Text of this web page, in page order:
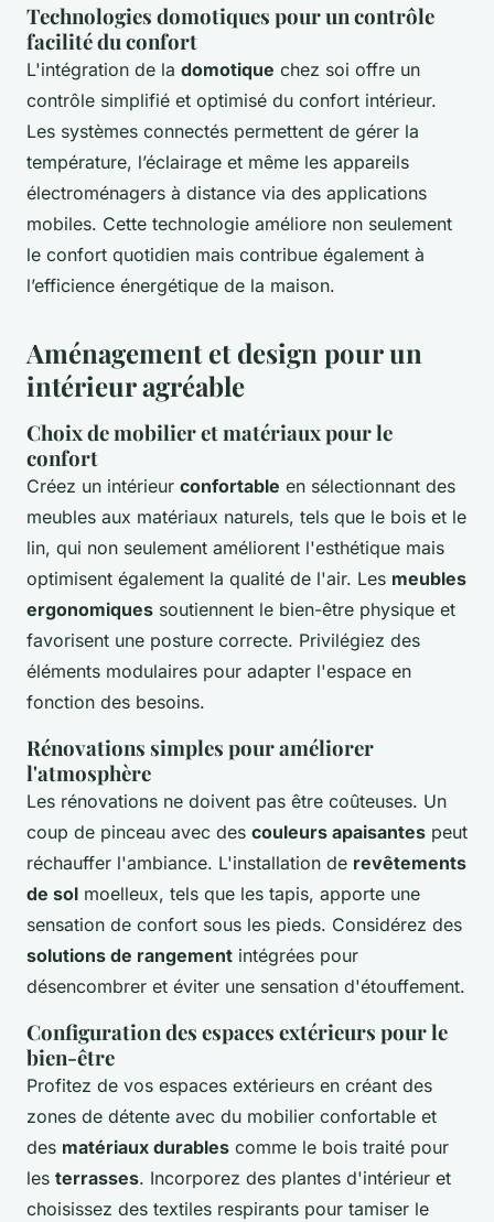
Technologies domotiques pour un contrôle
facilité du confort
L'intégration de la domotique chez soi offre un
contrôle simplifié et optimisé du confort intérieur.
Les systèmes connectés permettent de gérer la
température, l’éclairage et même les appareils
électroménagers à distance via des applications
mobiles. Cette technologie améliore non seulement
le confort quotidien mais contribue également à
l’efficience énergétique de la maison.
Aménagement et design pour un
intérieur agréable
Choix de mobilier et matériaux pour le
confort
Créez un intérieur confortable en sélectionnant des
meubles aux matériaux naturels, tels que le bois et le
lin, qui non seulement améliorent l'esthétique mais
optimisent également la qualité de l'air. Les meubles
ergonomiques soutiennent le bien-être physique et
favorisent une posture correcte. Privilégiez des
éléments modulaires pour adapter l'espace en
fonction des besoins.
Rénovations simples pour améliorer
l'atmosphère
Les rénovations ne doivent pas être coûteuses. Un
coup de pinceau avec des couleurs apaisantes peut
réchauffer l'ambiance. L'installation de revêtements
de sol moelleux, tels que les tapis, apporte une
sensation de confort sous les pieds. Considérez des
solutions de rangement intégrées pour
désencombrer et éviter une sensation d'étouffement.
Configuration des espaces extérieurs pour le
bien-être
Profitez de vos espaces extérieurs en créant des
zones de détente avec du mobilier confortable et
des matériaux durables comme le bois traité pour
les terrasses. Incorporez des plantes d'intérieur et
choisissez des textiles respirants pour tamiser le